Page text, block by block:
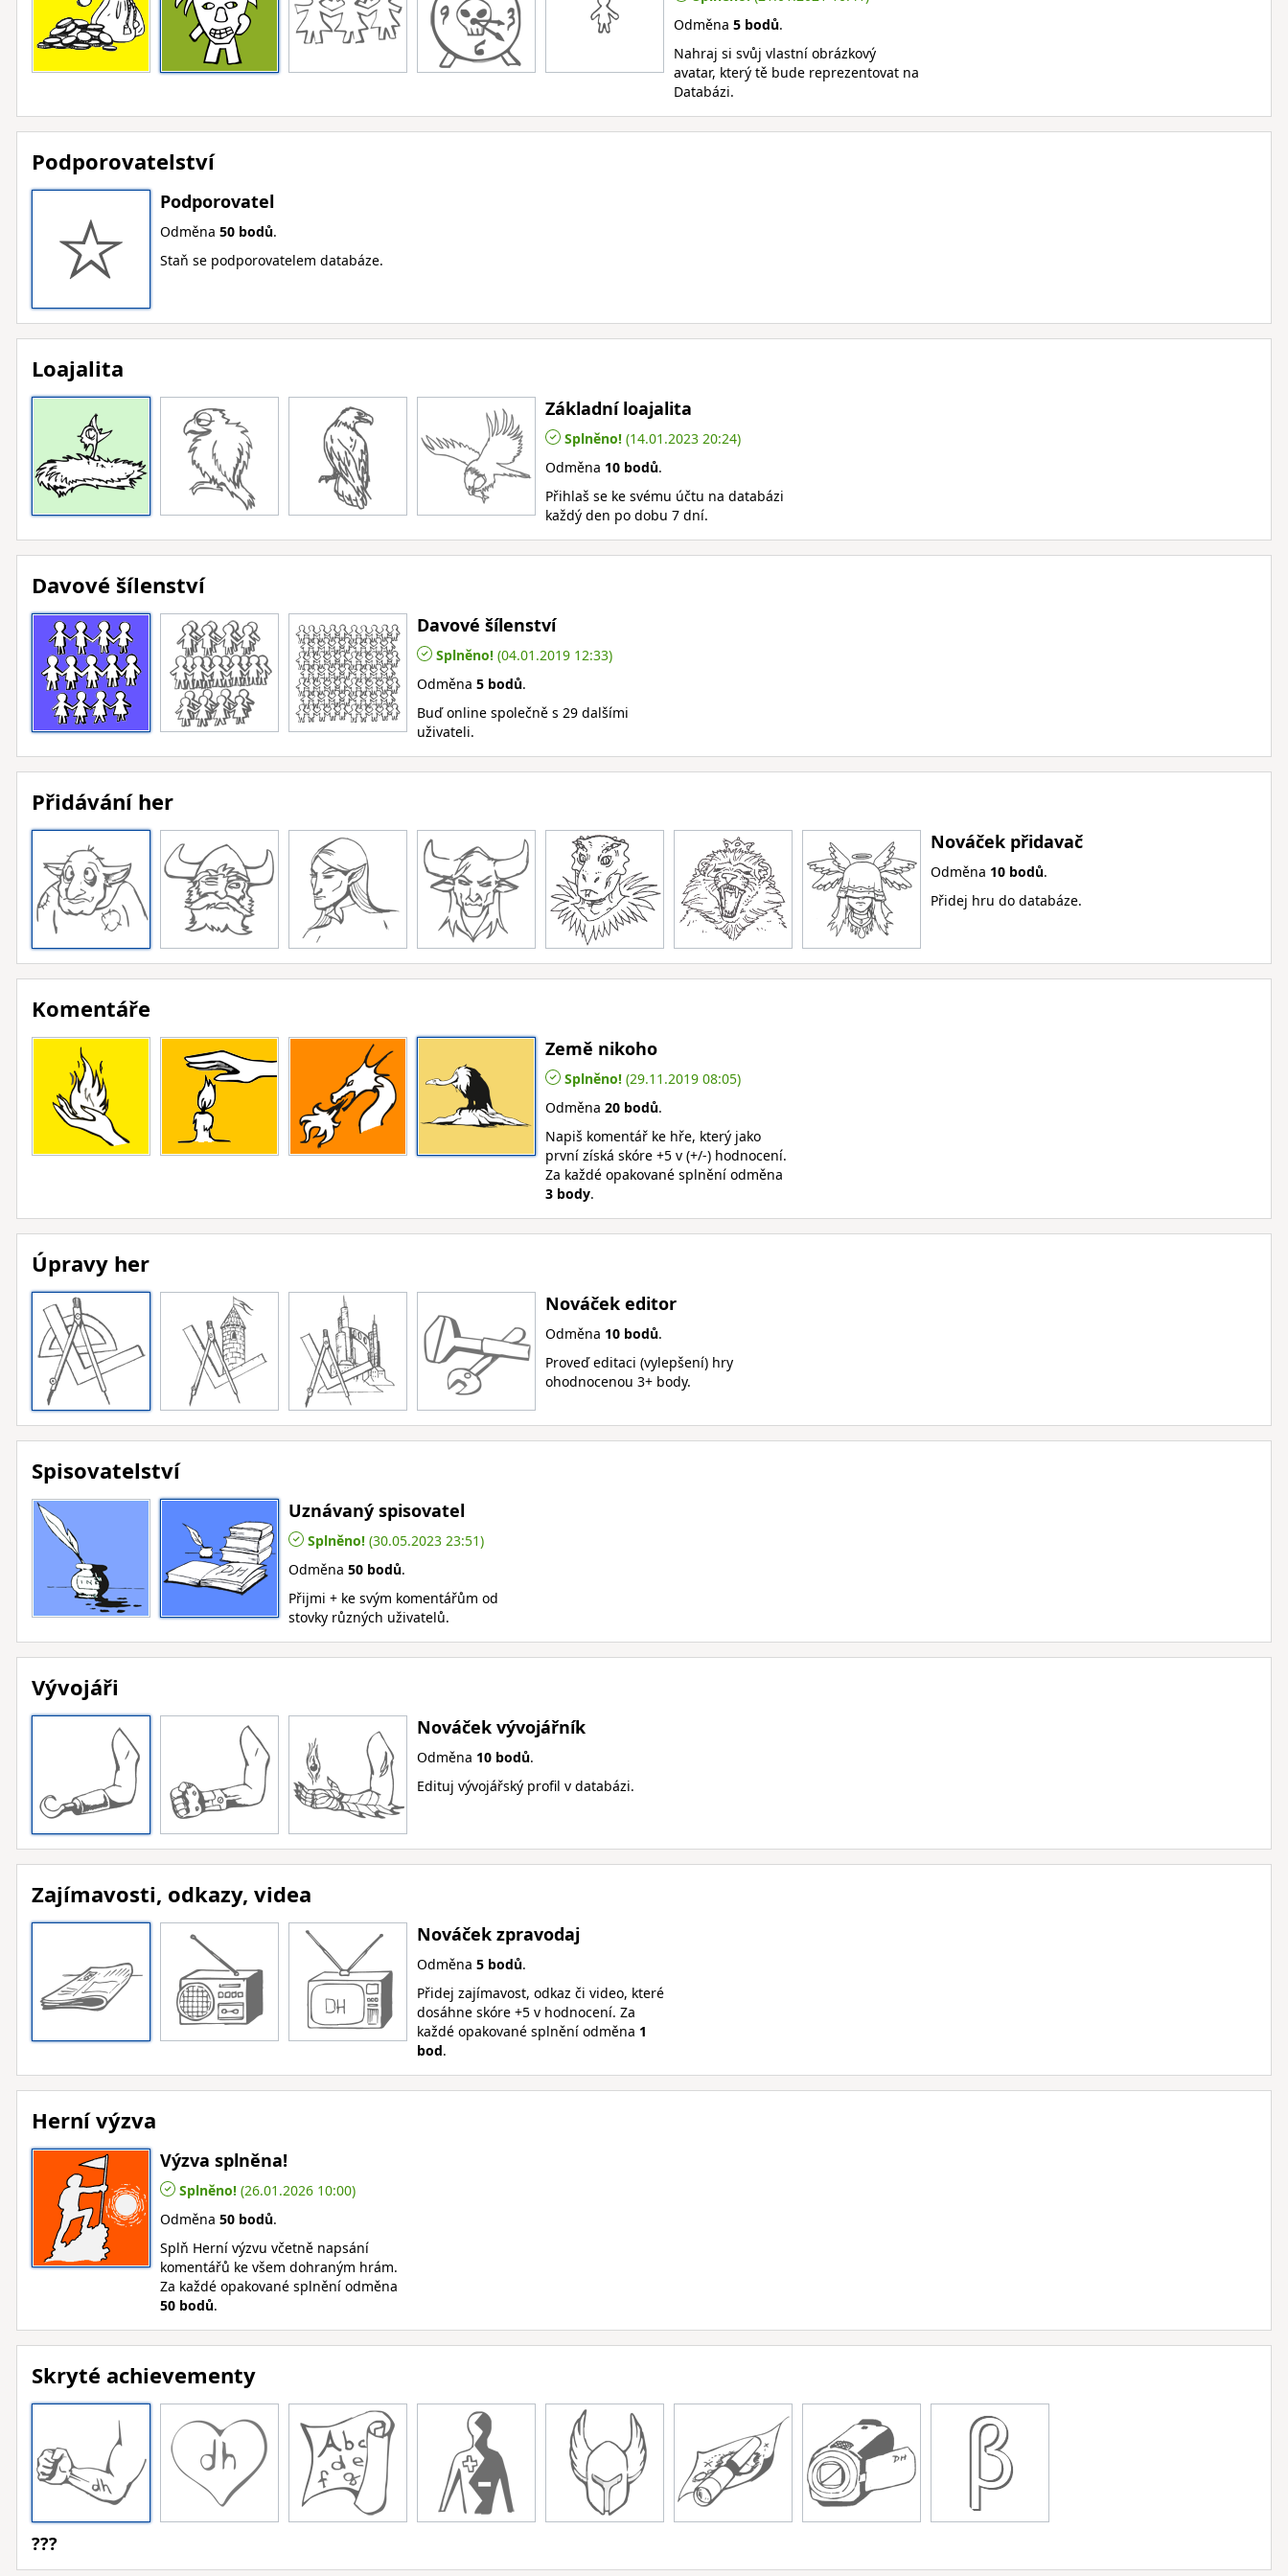
Odměna 5 bodů.
Nahraj si svůj vlastní obrázkový
avatar, který tě bude reprezentovat na
Databázi.
Podporovatelství
Podporovatel
Odměna 50 bodů.
Staň se podporovatelem databáze.
Loajalita
Základní loajalita
Splněno! (14.01.2023 20:24)
Odměna 10 bodů.
Přihlaš se ke svému účtu na databázi
každý den po dobu 7 dní.
Davové šílenství
Davové šílenství
Splněno! (04.01.2019 12:33)
Odměna 5 bodů.
Buď online společně s 29 dalšími
uživateli.
Přidávání her
Nováček přidavač
Odměna 10 bodů.
Přidej hru do databáze.
Komentáře
Země nikoho
Splněno! (29.11.2019 08:05)
Odměna 20 bodů.
Napiš komentář ke hře, který jako
první získá skóre +5 v (+/-) hodnocení.
Za každé opakované splnění odměna
3 body.
Úpravy her
Nováček editor
Odměna 10 bodů.
Proveď editaci (vylepšení) hry
ohodnocenou 3+ body.
Spisovatelství
Uznávaný spisovatel
Splněno! (30.05.2023 23:51)
Odměna 50 bodů.
Přijmi + ke svým komentářům od
stovky různých uživatelů.
Vývojáři
Nováček vývojářník
Odměna 10 bodů.
Edituj vývojářský profil v databázi.
Zajímavosti, odkazy, videa
Nováček zpravodaj
Odměna 5 bodů.
Přidej zajímavost, odkaz či video, které
dosáhne skóre +5 v hodnocení. Za
každé opakované splnění odměna 1
bod.
Herní výzva
Výzva splněna!
Splněno! (26.01.2026 10:00)
Odměna 50 bodů.
Splň Herní výzvu včetně napsání
komentářů ke všem dohraným hrám.
Za každé opakované splnění odměna
50 bodů.
Skryté achievementy
???